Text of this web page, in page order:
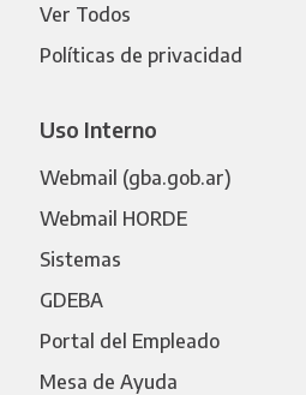
Ver Todos
Políticas de privacidad
Uso Interno
Webmail (gba.gob.ar)
Webmail HORDE
Sistemas
GDEBA
Portal del Empleado
Mesa de Ayuda